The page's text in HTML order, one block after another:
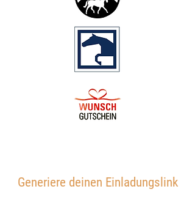
Generiere deinen Einladungslink